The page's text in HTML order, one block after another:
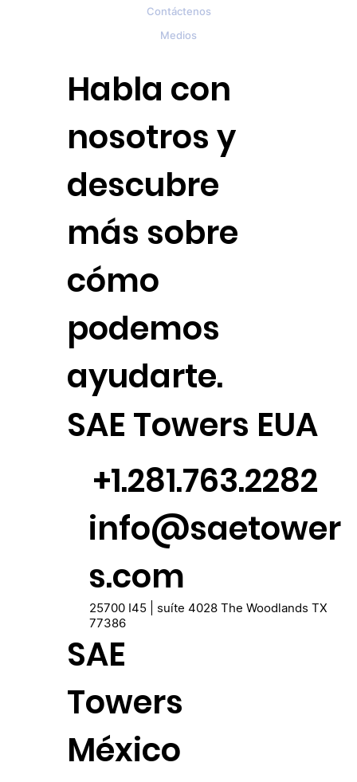
Contáctenos
Medios
SAE Towers EUA
+1.281.763.2282
info@saetower
s.com
25700 I45 | suíte 4028 The Woodlands TX
77386
SAE
Towers
México
Habla con
nosotros y
descubre
más sobre
cómo
podemos
ayudarte.